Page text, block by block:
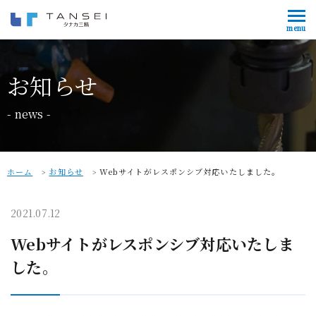
Company
事業内容 Service
お知らせ News
採用情報
お問い合わせ
お知らせ
news
ホーム お知らせ Webサイトがレスポンシブ対応いたしました。
2021.07.12
Webサイトがレスポンシブ対応いたしま
した。